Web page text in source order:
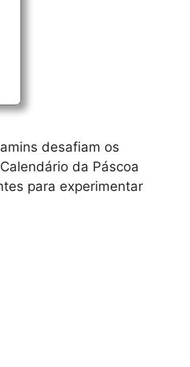
desafiam os
da Páscoa
para experimentar